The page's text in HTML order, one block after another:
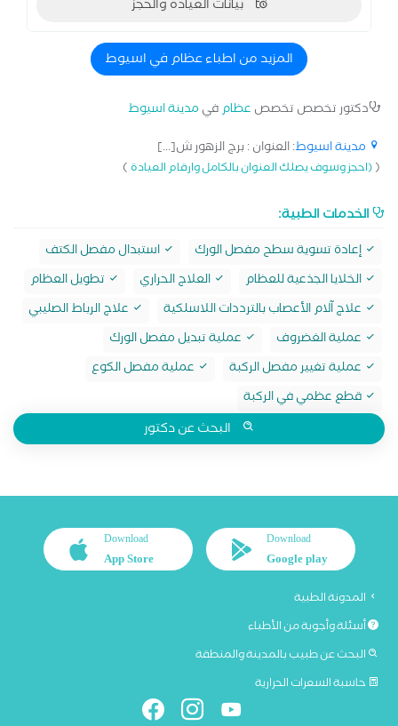
بيانات العيادة والحجز
المزيد من اطباء عظام في اسيوط
دكتور تخصص تخصص عظامفي مدينة اسيوط
مدينة اسيوط: العنوان : برج الزهور ش[...]
((احجز وسوف يصلك العنوان بالكامل وارقام العيادة)
الخدمات الطبية:
إعادة تسوية سطح مفصل الورك
استبدال مفصل الكتف
الخلايا الجذعية للعظام
العلاج الحراري
تطويل العظام
علاج آلام الأعصاب بالترددات اللاسلكية
علاج الرباط الصليبي
عملية الغضروف
عملية تبديل مفصل الورك
عملية تغيير مفصل الركبة
عملية مفصل الكوع
قطع عظمي في الركبة
البحث عن دكتور
Download
Google play
Download
App Store
المدونة الطبية
أسئلة وأجوبة من الأطباء
البحث عن طبيب بالمدينة والمنطقة
حاسبة السعرات الحرارية